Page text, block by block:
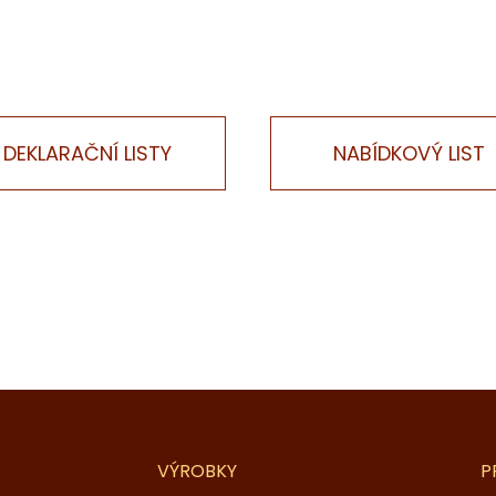
DEKLARAČNÍ LISTY NABÍDKOVÝ LIST
VÝROBKY